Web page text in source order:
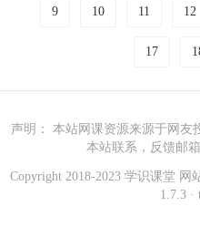
9 10 11 12
17
声明： 本站网课资源来源于网友
本站联系，反馈邮
Copyright 2018-2023 学识课堂 网
1.7.3·